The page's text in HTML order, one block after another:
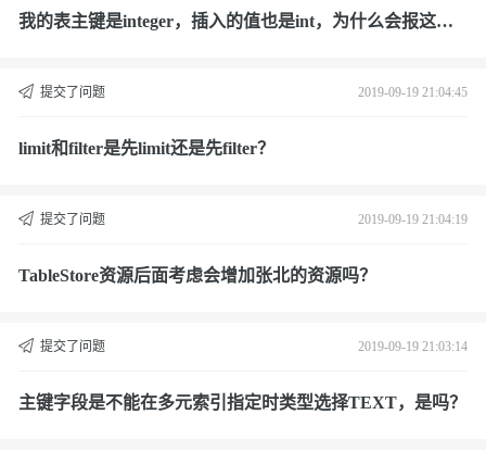
我的表主键是integer，插入的值也是int，为什么会报这个
提交了问题 2019-09-19 21:04:45
limit和filter是先limit还是先filter？
提交了问题 2019-09-19 21:04:19
TableStore资源后面考虑会增加张北的资源吗？
提交了问题 2019-09-19 21:03:14
主键字段是不能在多元索引指定时类型选择TEXT，是吗？